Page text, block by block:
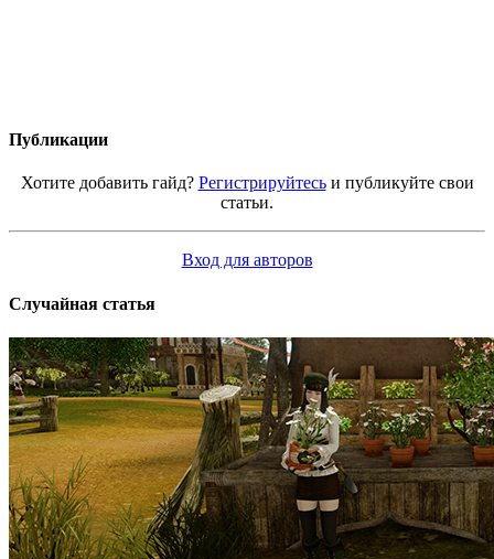
Публикации
Хотите добавить гайд? Регистрируйтесьи публикуйте свои
статьи.
Вход для авторов
Случайная статья